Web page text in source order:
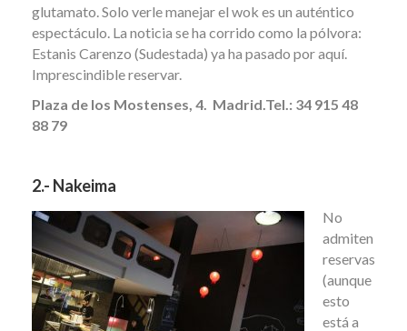
glutamato. Solo verle manejar el wok es un auténtico
espectáculo. La noticia se ha corrido como la pólvora:
Estanis Carenzo (Sudestada) ya ha pasado por aquí.
Imprescindible reservar.
Plaza de los Mostenses, 4. Madrid. Tel.: 34 915 48
88 79
2.- Nakeima
No
admiten
reservas
(aunque
esto
está a